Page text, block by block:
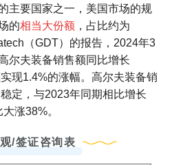
要国家之一，美国市场的规
的相当大份额，占比约为
（GDT）的报告，2024年3
尔夫装备销售额同比增长
现1.4%的涨幅。高尔夫装备销
定，与2023年同期相比增长
涨38%。
/签证咨询表